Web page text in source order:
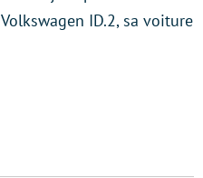
ID.2, sa voiture